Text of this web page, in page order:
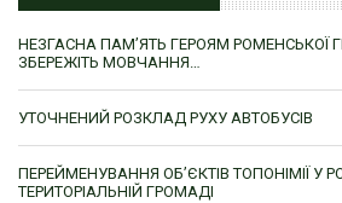
НЕЗГАСНА ПАМ’ЯТЬ ГЕРОЯМ РОМЕНСЬКОЇ
ЗБЕРЕЖІТЬ МОВЧАННЯ…
УТОЧНЕНИЙ РОЗКЛАД РУХУ АВТОБУСІВ
ПЕРЕЙМЕНУВАННЯ ОБ’ЄКТІВ ТОПОНІМІЇ У
ТЕРИТОРІАЛЬНІЙ ГРОМАДІ